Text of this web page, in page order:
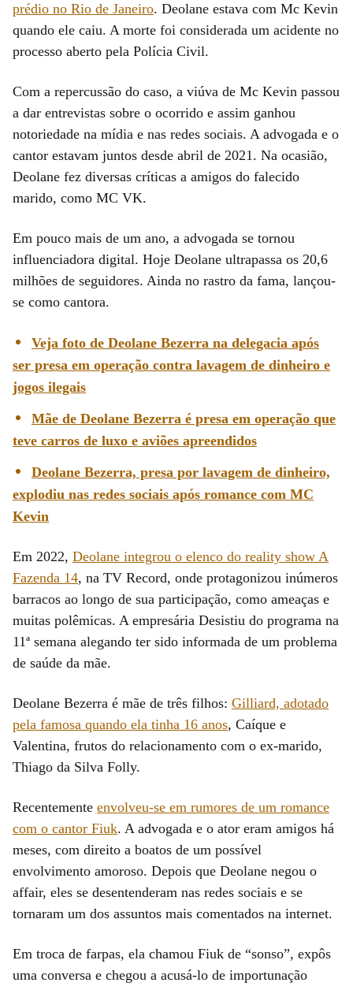
prédio no Rio de Janeiro. Deolane estava com Mc Kevin
quando ele caiu. A morte foi considerada um acidente no
processo aberto pela Polícia Civil.
Com a repercussão do caso, a viúva de Mc Kevin passou
a dar entrevistas sobre o ocorrido e assim ganhou
notoriedade na mídia e nas redes sociais. A advogada e o
cantor estavam juntos desde abril de 2021. Na ocasião,
Deolane fez diversas críticas a amigos do falecido
marido, como MC VK.
Em pouco mais de um ano, a advogada se tornou
influenciadora digital. Hoje Deolane ultrapassa os 20,6
milhões de seguidores. Ainda no rastro da fama, lançou-
se como cantora.
Veja foto de Deolane Bezerra na delegacia após
ser presa em operação contra lavagem de dinheiro e
jogos ilegais
Mãe de Deolane Bezerra é presa em operação que
teve carros de luxo e aviões apreendidos
Deolane Bezerra, presa por lavagem de dinheiro,
explodiu nas redes sociais após romance com MC
Kevin
Em 2022, Deolane integrou o elenco do reality show A
Fazenda 14, na TV Record, onde protagonizou inúmeros
barracos ao longo de sua participação, como ameaças e
muitas polêmicas. A empresária Desistiu do programa na
11ª semana alegando ter sido informada de um problema
de saúde da mãe.
Deolane Bezerra é mãe de três filhos: Gilliard, adotado
pela famosa quando ela tinha 16 anos, Caíque e
Valentina, frutos do relacionamento com o ex-marido,
Thiago da Silva Folly.
Recentemente envolveu-se em rumores de um romance
com o cantor Fiuk. A advogada e o ator eram amigos há
meses, com direito a boatos de um possível
envolvimento amoroso. Depois que Deolane negou o
affair, eles se desentenderam nas redes sociais e se
tornaram um dos assuntos mais comentados na internet.
Em troca de farpas, ela chamou Fiuk de “sonso”, expôs
uma conversa e chegou a acusá-lo de importunação